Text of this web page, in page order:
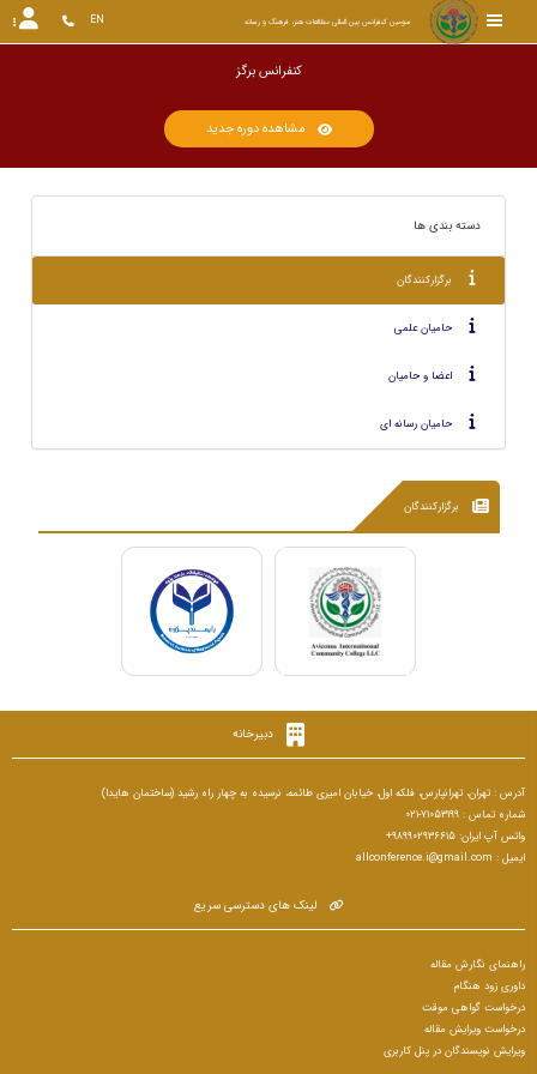
سومین کنفرانس بین المللی مطالعات هنر، فرهنگ و رسانه EN
کنفرانس
مشاهده دوره جدید
دسته بندی ها
برگزارکنندگان
حامیان علمی
اعضا و حامیان
حامیان رسانه ای
برگزارکنندگان
دبیرخانه
آدرس : تهران، تهرانپارس، فلکه اول، خیابان امیری طائمه، نرسیده به چهار راه رشید (ساختمان هایدا)
شماره تماس : 71053199-021
واتس آپ ایران: 989902936615+
ایمیل : allconference.i@gmail.com
لینک های دسترسی سریع
راهنمای نگارش مقاله
داوری زود هنگام
درخواست گواهی موقت
درخواست ویرایش مقاله
ویرایش نویسندگان در پنل کاربری